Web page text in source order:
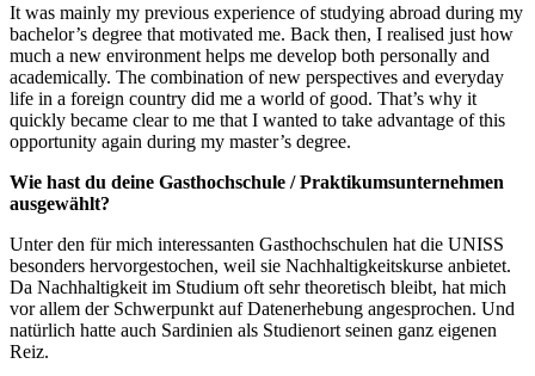
It was mainly my previous experience of studying abroad during my
bachelor’s degree that motivated me. Back then, I realised just how
much a new environment helps me develop both personally and
academically. The combination of new perspectives and everyday
life in a foreign country did me a world of good. That’s why it
quickly became clear to me that I wanted to take advantage of this
opportunity again during my master’s degree.
Wie hast du deine Gasthochschule / Praktikumsunternehmen
ausgewählt?
Unter den für mich interessanten Gasthochschulen hat die UNISS
besonders hervorgestochen, weil sie Nachhaltigkeitskurse anbietet.
Da Nachhaltigkeit im Studium oft sehr theoretisch bleibt, hat mich
vor allem der Schwerpunkt auf Datenerhebung angesprochen. Und
natürlich hatte auch Sardinien als Studienort seinen ganz eigenen
Reiz.